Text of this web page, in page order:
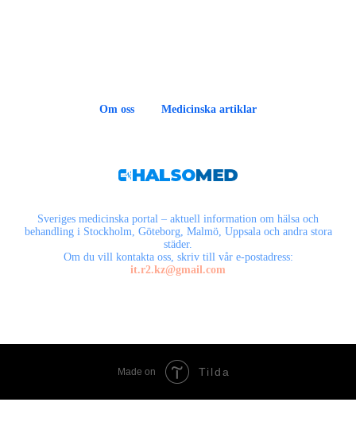
Om oss Medicinska artiklar
Sveriges medicinska portal – aktuell information om hälsa och
behandling i Stockholm, Göteborg, Malmö, Uppsala och andra stora
städer.
Om du vill kontakta oss, skriv till vår e-postadress:
it.r2.kz@gmail.com
Made on Tilda